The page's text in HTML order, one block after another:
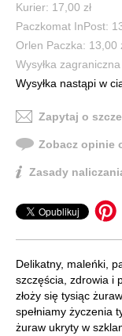
Kurier: 17,00 zł
Paczkomat InPost:
Orlen Paczka: 13,00
Wysyłka
Wysyłka nastąpi w
Zapytaj o
Zobacz opinie
Zasady
Delikatny, maleńki,
szczęścia, zdrowia i
złoży się tysiąc
spełniamy życzenia
żuraw ukryty w